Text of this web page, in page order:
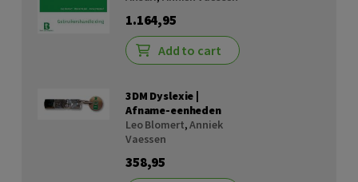
1.164,95
Add to cart
3DM Dyslexie |
Afname-eenheden
Leo Blomert,Anniek
Vaessen
358,95